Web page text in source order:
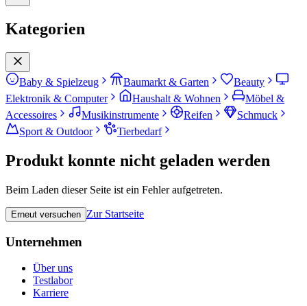
Kategorien
Baby & Spielzeug Baumarkt & Garten
Beauty
Elektronik & Computer
Haushalt & Wohnen
Möbel &
Accessoires
Musikinstrumente Reifen
Schmuck
Sport & Outdoor
Tierbedarf
Produkt konnte nicht geladen werden
Beim Laden dieser Seite ist ein Fehler aufgetreten.
Erneut versuchen Zur Startseite
Unternehmen
Über uns
Testlabor
Karriere